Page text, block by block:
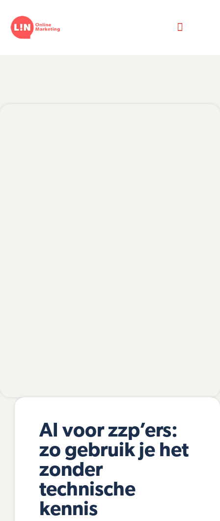
AI voor zzp’ers:
zo gebruik je het
zonder
technische
kennis